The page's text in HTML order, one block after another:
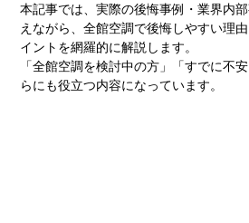
本記事では、実際の後悔事例・業界内
えながら、全館空調で後悔しやすい理
イントを網羅的に解説します。
「全館空調を検討中の方」「すでに不
らにも役立つ内容になっています。